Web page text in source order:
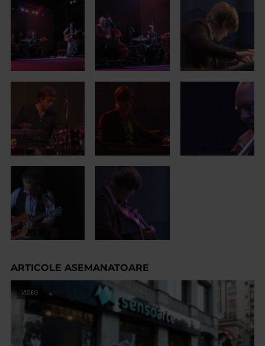
ARTICOLE ASEMANATOARE
VIDEO